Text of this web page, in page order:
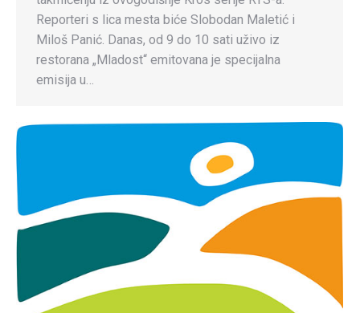
Reporteri s lica mesta biće Slobodan Maletić i
Miloš Panić. Danas, od 9 do 10 sati uživo iz
restorana „Mladost“ emitovana je specijalna
emisija u…